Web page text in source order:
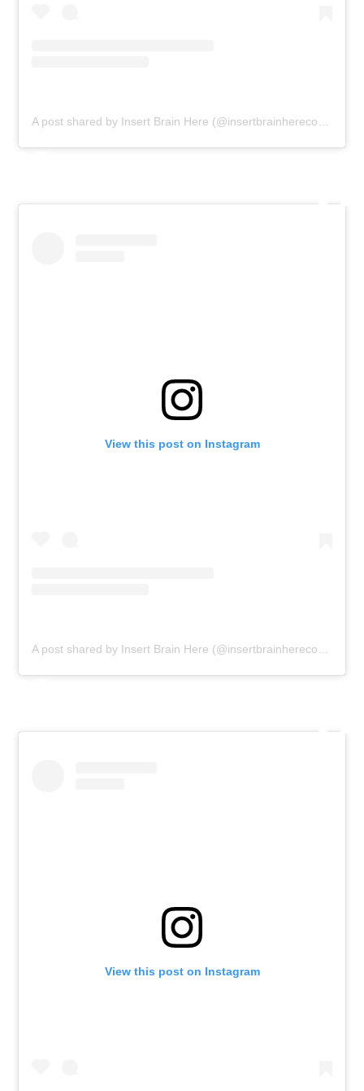
A post shared by Insert Brain Here (@insertbrainherecomic)
View this post on Instagram
A post shared by Insert Brain Here (@insertbrainherecomic)
View this post on Instagram